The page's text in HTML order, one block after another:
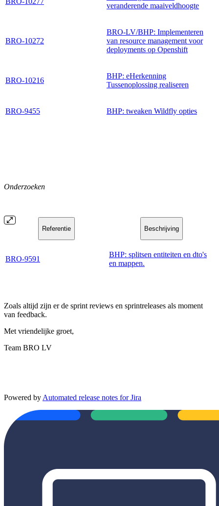
veranderende maaiveldhoogte
BRO-10272
BRO-LV/BHP: Implementeren
van resource management voor
deployments op Openshift
BRO-10216
BHP: eHerkenning
Tussenoplossing realiseren
BRO-9455 BHP: tweaken Wildfly opties
Onderzoeken
Referentie Beschrijving
BRO-9591
BHP: splitsen entiteiten en dto's
en mappen.
Zoals altijd zijn er de sprint reviews en sprintreleases als moment
van feedback.
Met vriendelijke groet,
Team BRO LV
Powered by Automated release notes for Jira